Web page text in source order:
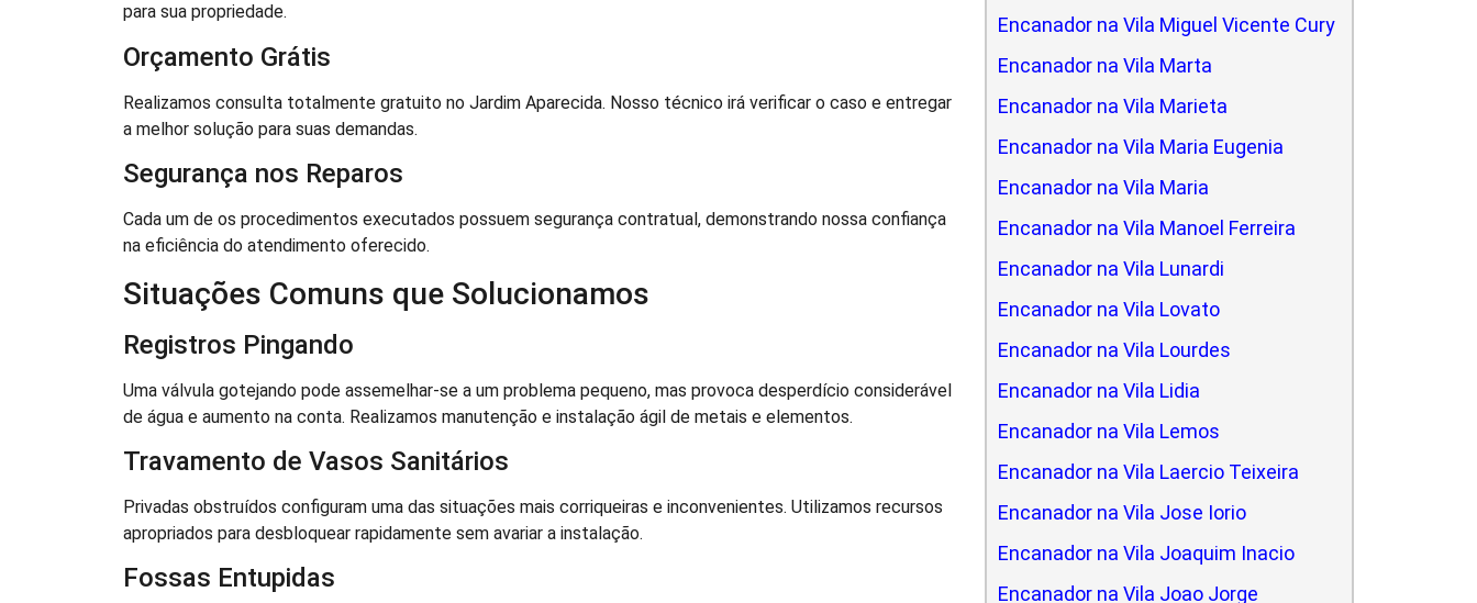
para sua propriedade.
Orçamento Grátis
Realizamos consulta totalmente gratuito no Jardim Aparecida. Nosso técnico irá verificar o caso e entregar
a melhor solução para suas demandas.
Segurança nos Reparos
Cada um de os procedimentos executados possuem segurança contratual, demonstrando nossa confiança
na eficiência do atendimento oferecido.
Situações Comuns que Solucionamos
Registros Pingando
Uma válvula gotejando pode assemelhar-se a um problema pequeno, mas provoca desperdício considerável
de água e aumento na conta. Realizamos manutenção e instalação ágil de metais e elementos.
Travamento de Vasos Sanitários
Privadas obstruídos configuram uma das situações mais corriqueiras e inconvenientes. Utilizamos recursos
apropriados para desbloquear rapidamente sem avariar a instalação.
Fossas Entupidas
Encanador na Vila Miguel Vicente Cury
Encanador na Vila Marta
Encanador na Vila Marieta
Encanador na Vila Maria Eugenia
Encanador na Vila Maria
Encanador na Vila Manoel Ferreira
Encanador na Vila Lunardi
Encanador na Vila Lovato
Encanador na Vila Lourdes
Encanador na Vila Lidia
Encanador na Vila Lemos
Encanador na Vila Laercio Teixeira
Encanador na Vila Jose Iorio
Encanador na Vila Joaquim Inacio
Encanador na Vila Joao Jorge